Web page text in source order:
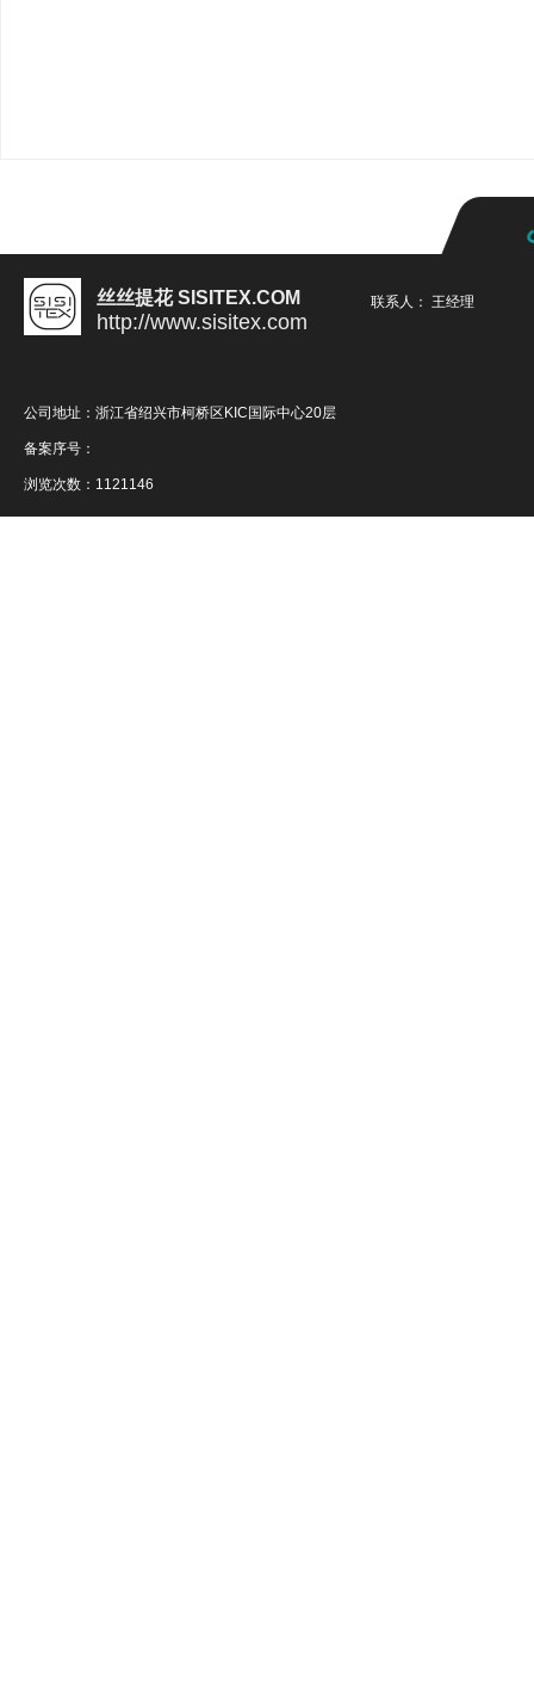
丝丝提花 SISITEX.COM
http://www.sisitex.com
联系人： 王经理
公司地址：浙江省绍兴市柯桥区KIC国际中心20层
备案序号：
浏览次数：1121146